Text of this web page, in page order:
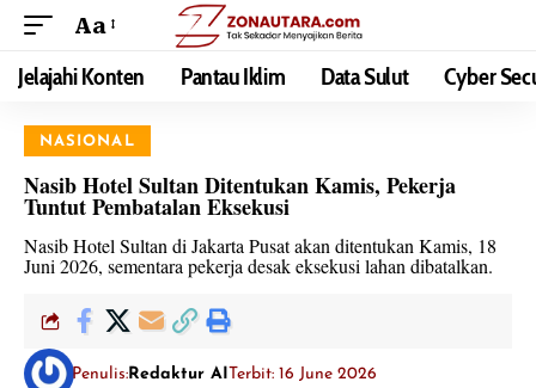
Aa
Jelajahi Konten Pantau Iklim Data Sulut Cyber
NASIONAL
Nasib Hotel Sultan Ditentukan Kamis, Pekerja
Tuntut Pembatalan Eksekusi
Nasib Hotel Sultan di Jakarta Pusat akan ditentukan Kamis, 18
Juni 2026, sementara pekerja desak eksekusi lahan dibatalkan.
Penulis: Redaktur AITerbit: 16 June 2026